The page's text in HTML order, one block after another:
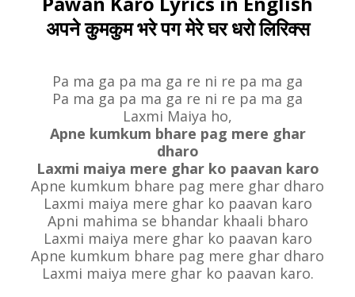
अपने कुमकुम भरे पग मेरे घर धरो लिरिक्स
Pa ma ga pa ma ga re ni re pa ma ga
Pa ma ga pa ma ga re ni re pa ma ga
Laxmi Maiya ho,
Apne kumkum bhare pag mere ghar
dharo
Laxmi maiya mere ghar ko paavan karo
Apne kumkum bhare pag mere ghar dharo
Laxmi maiya mere ghar ko paavan karo
Apni mahima se bhandar khaali bharo
Laxmi maiya mere ghar ko paavan karo
Apne kumkum bhare pag mere ghar dharo
Laxmi maiya mere ghar ko paavan karo.